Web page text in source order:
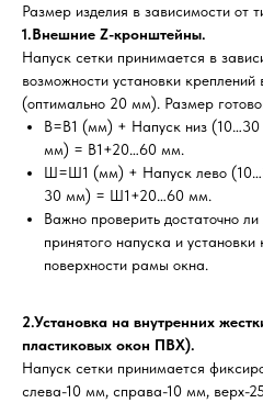
Размер изделия в зависимости от
1.Внешние Z-кронштейны.
Напуск сетки принимается в
возможности установки
(оптимально 20 мм). Размер
В=В1 (мм) + Напуск низ
мм) = В1+20…60 мм.
Ш=Ш1 (мм) + Напуск лево
30 мм) = Ш1+20…60 мм.
Важно проверить достаточно
принятого напуска и
поверхности рамы окна.
2.Установка на внутренних
пластиковых окон ПВХ).
Напуск сетки принимается
слева-10 мм, справа-10 мм, верх-